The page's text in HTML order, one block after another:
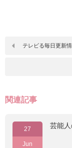
テレビる毎日更新
関連記事
27
Jun
芸能